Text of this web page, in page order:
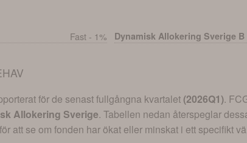
Fast - 1% Dynamisk Allokering Sverige B
för de senast fullgångna kvartalet (2026Q1).
Allokering Sverige. Tabellen nedan återspeglar
att se om fonden har ökat eller minskat i ett specifikt